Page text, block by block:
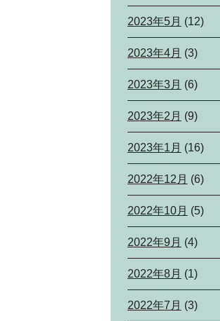
2023年5月 (12)
2023年4月 (3)
2023年3月 (6)
2023年2月 (9)
2023年1月 (16)
2022年12月 (6)
2022年10月 (5)
2022年9月 (4)
2022年8月 (1)
2022年7月 (3)